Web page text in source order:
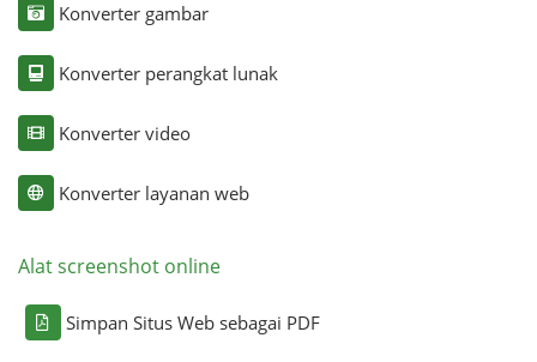
Konverter gambar
Konverter perangkat lunak
Konverter video
Konverter layanan web
Alat screenshot online
Simpan Situs Web sebagai PDF